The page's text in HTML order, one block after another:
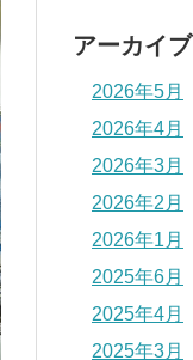
アーカイブ
2026年5月
2026年4月
2026年3月
2026年2月
2026年1月
2025年6月
2025年4月
2025年3月